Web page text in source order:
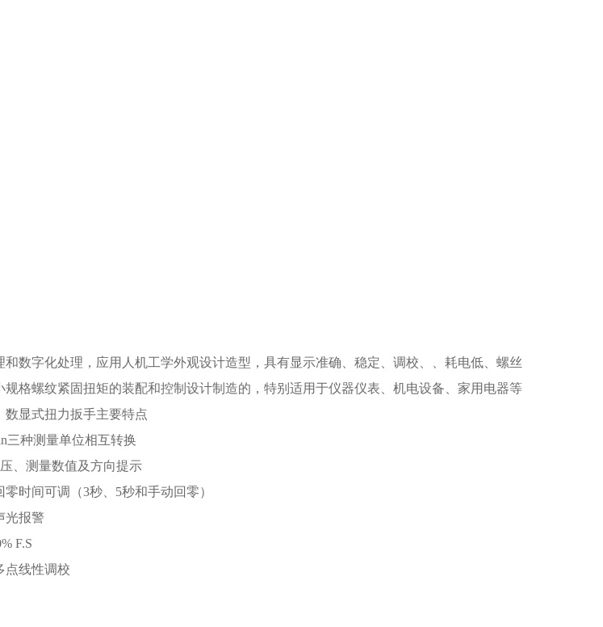
数字化处理，应用人机工学外观设计造型，具有显示准确、稳定、调校、、耗电低、螺丝
规格螺纹紧固扭矩的装配和控制设计制造的，特别适用于仪器仪表、机电设备、家用电器等
显式扭力扳手主要特点
三种测量单位相互转换
、测量数值及方向提示
时间可调（3秒、5秒和手动回零）
光报警
F.S
点线性调校